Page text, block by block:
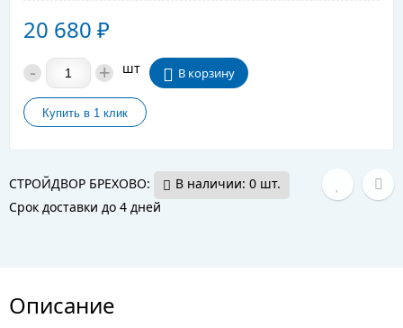
20 680 ₽
- + шт В корзину
СТРОЙДВОР БРЕХОВО:
В наличии: 0 шт.
Срок доставки до 4 дней
Описание